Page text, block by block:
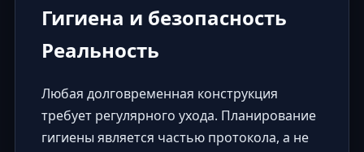
Гигиена и безопасность
Реальность
Любая долговременная конструкция
требует регулярного ухода. Планирование
гигиены является частью протокола, а не